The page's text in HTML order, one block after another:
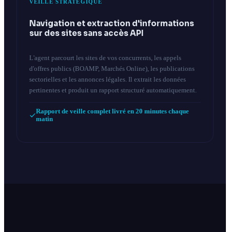
VEILLE STRATÉGIQUE
Navigation et extraction d'informations
sur des sites sans accès API
L'agent parcourt les sites de vos concurrents, les appels
d'offres publics (BOAMP, Marchés Online), les publications
sectorielles et les annonces légales. Il extrait les données
pertinentes et produit un rapport structuré automatiquement.
Rapport de veille complet livré en 20 minutes chaque
matin